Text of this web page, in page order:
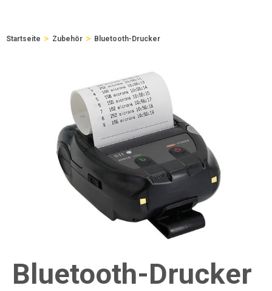
Startseite > Zubehör > Bluetooth-Drucker
Bluetooth-Drucker